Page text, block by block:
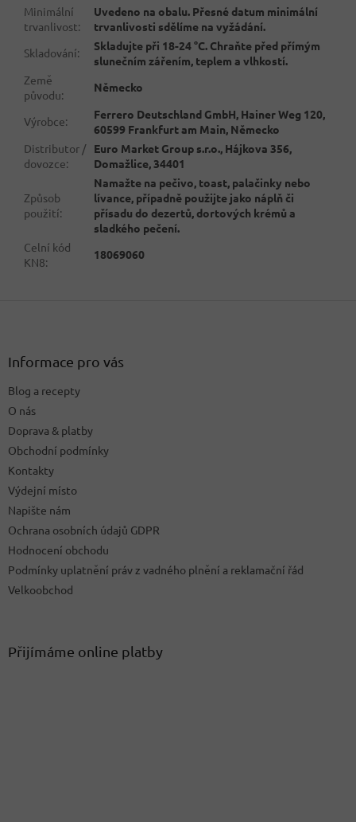
Minimální
trvanlivost:
Uvedeno na obalu. Přesné datum minimální
trvanlivosti sdělíme na vyžádání.
Skladování:
Skladujte při 18-24 °C. Chraňte před přímým
slunečním zářením, teplem a vlhkostí.
Země
původu:
Německo
Výrobce:
Ferrero Deutschland GmbH, Hainer Weg 120,
60599 Frankfurt am Main, Německo
Distributor /
dovozce:
Euro Market Group s.r.o., Hájkova 356,
Domažlice, 34401
Způsob
použití:
Namažte na pečivo, toast, palačinky nebo
lívance, případně použijte jako náplň či
přísadu do dezertů, dortových krémů a
sladkého pečení.
Celní kód
KN8:
18069060
Informace pro vás
Blog a recepty
O nás
Doprava & platby
Obchodní podmínky
Kontakty
Výdejní místo
Napište nám
Ochrana osobních údajů GDPR
Hodnocení obchodu
Podmínky uplatnění práv z vadného plnění a reklamační řád
Velkoobchod
Přijímáme online platby